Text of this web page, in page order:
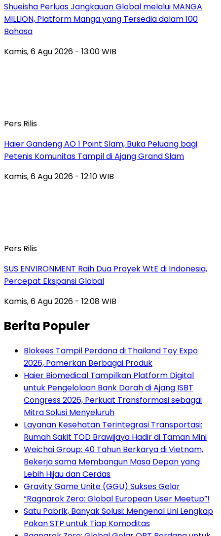
Shueisha Perluas Jangkauan Global melalui MANGA
MILLION, Platform Manga yang Tersedia dalam 100
Bahasa
Kamis, 6 Agu 2026 - 13:00 WIB
Pers Rilis
Haier Gandeng AO 1 Point Slam, Buka Peluang bagi
Petenis Komunitas Tampil di Ajang Grand Slam
Kamis, 6 Agu 2026 - 12:10 WIB
Pers Rilis
SUS ENVIRONMENT Raih Dua Proyek WtE di Indonesia,
Percepat Ekspansi Global
Kamis, 6 Agu 2026 - 12:08 WIB
Berita Populer
Blokees Tampil Perdana di Thailand Toy Expo
2026, Pamerkan Berbagai Produk
Haier Biomedical Tampilkan Platform Digital
untuk Pengelolaan Bank Darah di Ajang ISBT
Congress 2026, Perkuat Transformasi sebagai
Mitra Solusi Menyeluruh
Layanan Kesehatan Terintegrasi Transportasi:
Rumah Sakit TOD Brawijaya Hadir di Taman Mini
Weichai Group: 40 Tahun Berkarya di Vietnam,
Bekerja sama Membangun Masa Depan yang
Lebih Hijau dan Cerdas
Gravity Game Unite (GGU) Sukses Gelar
“Ragnarok Zero: Global European User Meetup”!
Satu Pabrik, Banyak Solusi: Mengenal Lini Lengkap
Pakan STP untuk Tiap Komoditas